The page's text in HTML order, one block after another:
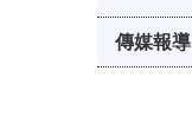
傳媒報導